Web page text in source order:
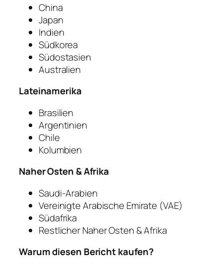
China
Japan
Indien
Südkorea
Südostasien
Australien
Lateinamerika
Brasilien
Argentinien
Chile
Kolumbien
Naher Osten & Afrika
Saudi-Arabien
Vereinigte Arabische Emirate (VAE)
Südafrika
Restlicher Naher Osten & Afrika
Warum diesen Bericht kaufen?